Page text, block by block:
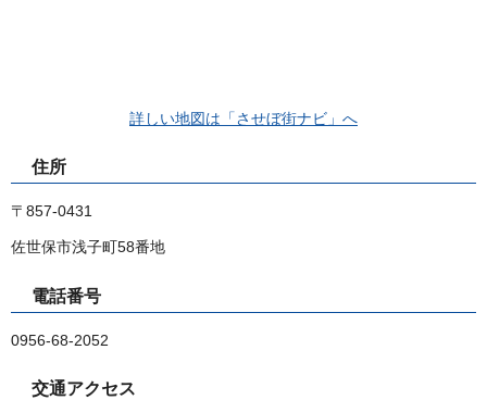
詳しい地図は「させぼ街ナビ」へ
住所
〒857-0431
佐世保市浅子町58番地
電話番号
0956-68-2052
交通アクセス